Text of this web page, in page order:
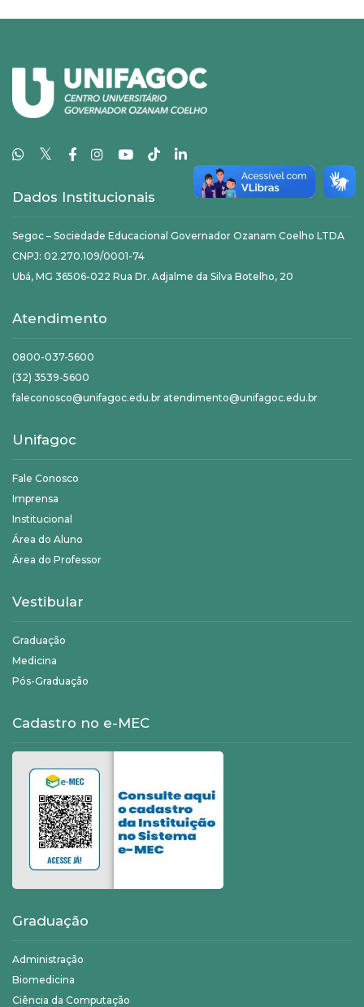
𝕏
Dados Institucionais
Segoc – Sociedade Educacional Governador Ozanam Coelho LTDA
CNPJ: 02.270.109/0001-74
Ubá, MG 36506-022 Rua Dr. Adjalme da Silva Botelho, 20
Atendimento
0800-037-5600
(32) 3539-5600
faleconosco@unifagoc.edu.br atendimento@unifagoc.edu.br
Unifagoc
Fale Conosco
Imprensa
Institucional
Área do Aluno
Área do Professor
Vestibular
Graduação
Medicina
Pós-Graduação
Cadastro no e-MEC
Graduação
Administração
Biomedicina
Ciência da Computação